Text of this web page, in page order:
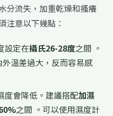
分流失，加重乾燥和搔癢
注意以下幾點：
設定在攝氏26-28度之間 。
溫差過大，反而容易感
度會降低。建議搭配加濕
之間 。可以使用濕度計